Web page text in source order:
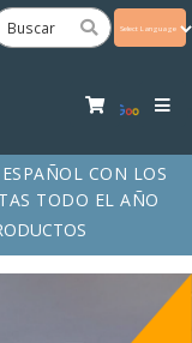
CON LOS
TODO EL AÑO